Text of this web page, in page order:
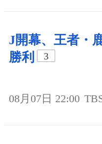
J開幕、王者・
勝利
3
08月07日 22:00